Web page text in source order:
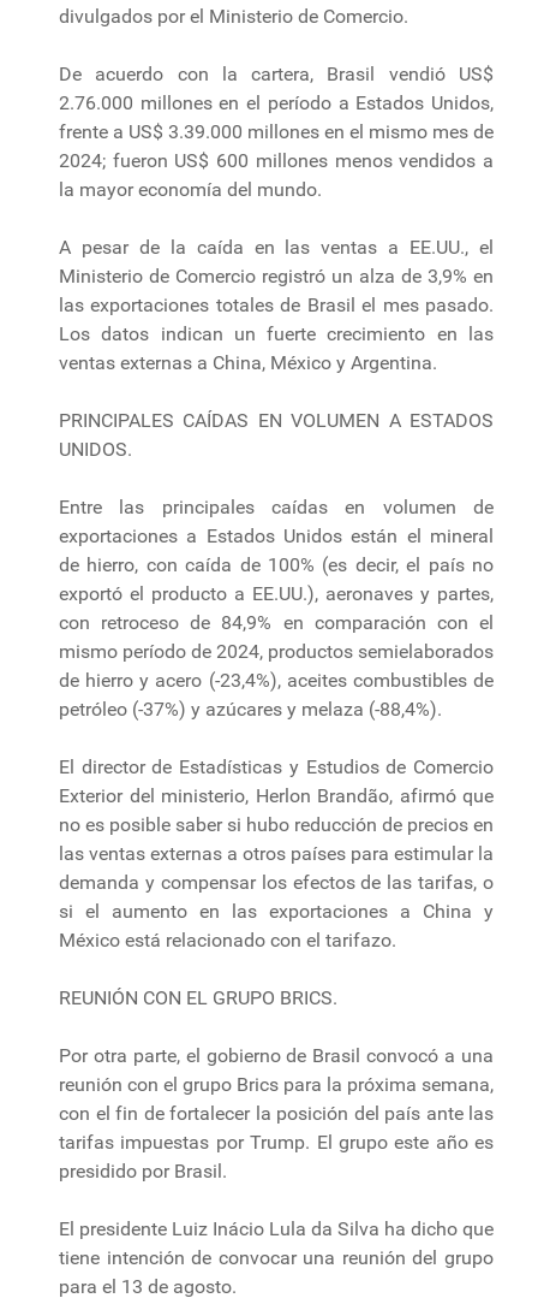
divulgados por el Ministerio de Comercio.
De acuerdo con la cartera, Brasil vendió US$
2.76.000 millones en el período a Estados Unidos,
frente a US$ 3.39.000 millones en el mismo mes de
2024; fueron US$ 600 millones menos vendidos a
la mayor economía del mundo.
A pesar de la caída en las ventas a EE.UU., el
Ministerio de Comercio registró un alza de 3,9% en
las exportaciones totales de Brasil el mes pasado.
Los datos indican un fuerte crecimiento en las
ventas externas a China, México y Argentina.
PRINCIPALES CAÍDAS EN VOLUMEN A ESTADOS
UNIDOS.
Entre las principales caídas en volumen de
exportaciones a Estados Unidos están el mineral
de hierro, con caída de 100% (es decir, el país no
exportó el producto a EE.UU.), aeronaves y partes,
con retroceso de 84,9% en comparación con el
mismo período de 2024, productos semielaborados
de hierro y acero (-23,4%), aceites combustibles de
petróleo (-37%) y azúcares y melaza (-88,4%).
El director de Estadísticas y Estudios de Comercio
Exterior del ministerio, Herlon Brandão, afirmó que
no es posible saber si hubo reducción de precios en
las ventas externas a otros países para estimular la
demanda y compensar los efectos de las tarifas, o
si el aumento en las exportaciones a China y
México está relacionado con el tarifazo.
REUNIÓN CON EL GRUPO BRICS.
Por otra parte, el gobierno de Brasil convocó a una
reunión con el grupo Brics para la próxima semana,
con el fin de fortalecer la posición del país ante las
tarifas impuestas por Trump. El grupo este año es
presidido por Brasil.
El presidente Luiz Inácio Lula da Silva ha dicho que
tiene intención de convocar una reunión del grupo
para el 13 de agosto.